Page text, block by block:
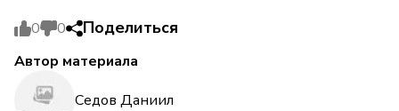
0 0 Поделиться
Автор материала
Седов Даниил